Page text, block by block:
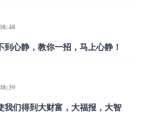
心静，教你一招，马上心静！
我们得到大财富，大福报，大智